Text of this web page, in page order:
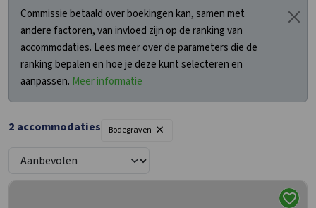
Commissie betaald over boekingen kan, samen met
andere factoren, van invloed zijn op de ranking van
accommodaties. Lees meer over de parameters die de
ranking bepalen en hoe je deze kunt selecteren en
aanpassen. Meer informatie
2 accommodaties Bodegraven ×